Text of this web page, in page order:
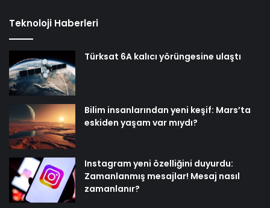
Teknoloji Haberleri
Türksat 6A kalıcı yörüngesine ulaştı
Bilim insanlarından yeni keşif: Mars’ta
eskiden yaşam var mıydı?
Instagram yeni özelliğini duyurdu:
Zamanlanmış mesajlar! Mesaj nasıl
zamanlanır?